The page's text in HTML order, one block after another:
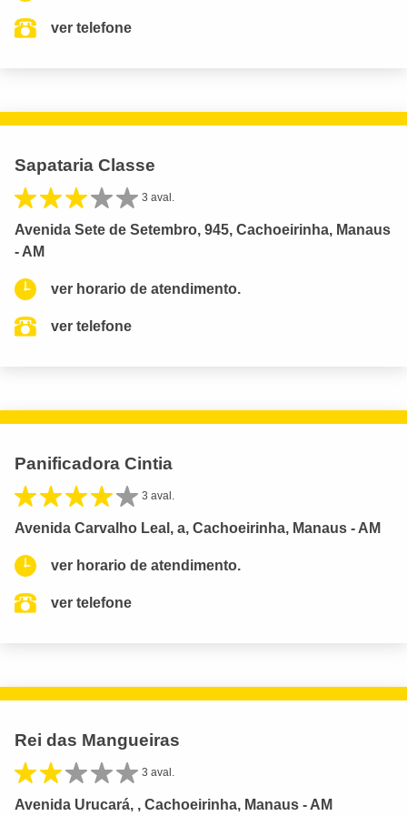
ver telefone
Sapataria Classe
3 aval.
Avenida Sete de Setembro, 945, Cachoeirinha, Manaus
- AM
ver horario de atendimento.
ver telefone
Panificadora Cintia
3 aval.
Avenida Carvalho Leal, a, Cachoeirinha, Manaus - AM
ver horario de atendimento.
ver telefone
Rei das Mangueiras
3 aval.
Avenida Urucará, , Cachoeirinha, Manaus - AM